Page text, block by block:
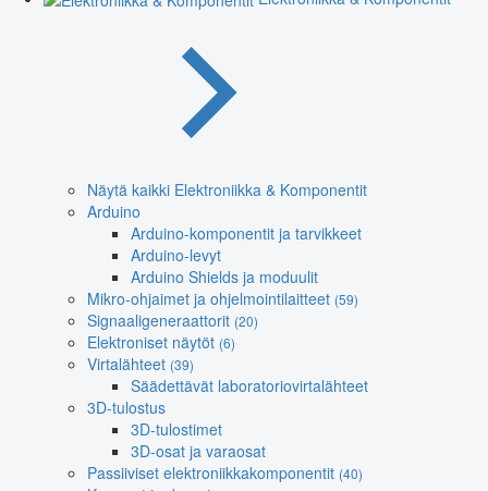
Näytä kaikki Elektroniikka & Komponentit
Arduino
Arduino-komponentit ja tarvikkeet
Arduino-levyt
Arduino Shields ja moduulit
Mikro-ohjaimet ja ohjelmointilaitteet (59)
Signaaligeneraattorit (20)
Elektroniset näytöt (6)
Virtalähteet (39)
Säädettävät laboratoriovirtalähteet
3D-tulostus
3D-tulostimet
3D-osat ja varaosat
Passiiviset elektroniikkakomponentit (40)